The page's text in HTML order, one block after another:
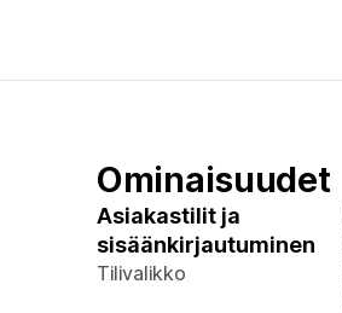
Ominaisuudet
Asiakastilit ja
sisäänkirjautuminen
Tilivalikko